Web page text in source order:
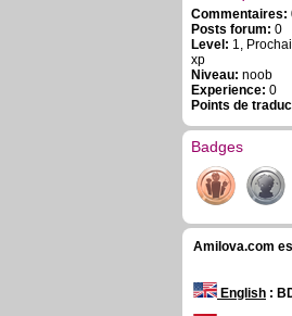
Commentaires:
Posts forum: 0
Level: 1,
xp
Niveau: noob
Experience: 0
Points de
Badges
Amilova.com
English :